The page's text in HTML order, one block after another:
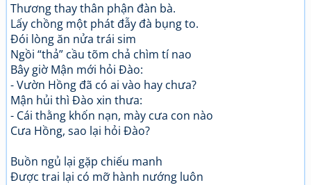
Thương thay thân phận đàn bà.
Lấy chồng một phát đẫy đà bụng to.
Đói lòng ăn nửa trái sim
Ngồi “thả” cầu tõm chả chìm tí nao
Bây giờ Mận mới hỏi Đào:
- Vườn Hồng đã có ai vào hay chưa?
Mận hủi thì Đào xin thưa:
- Cái thằng khốn nạn, mày cưa con nào
Cưa Hồng, sao lại hỏi Đào?
Buồn ngủ lại gặp chiếu manh
Được trai lại có mỡ hành nướng luôn